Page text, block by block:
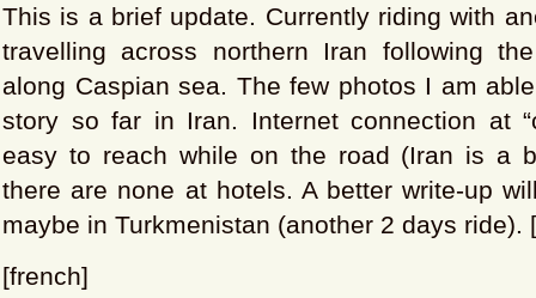
This is a brief update. Currently riding with
travelling across northern Iran following
along Caspian sea. The few photos I am
story so far in Iran. Internet connection at
easy to reach while on the road (Iran is a
there are none at hotels. A better write-up
maybe in Turkmenistan (another 2 days ride).
[french]